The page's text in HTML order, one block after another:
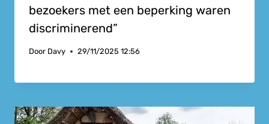
bezoekers met een beperking waren
discriminerend”
Door Davy 29/11/2025 12:56